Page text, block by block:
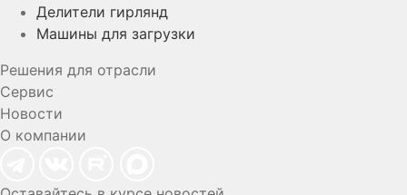
Делители гирлянд
Машины для загрузки
Решения для отрасли
Сервис
Новости
О компании